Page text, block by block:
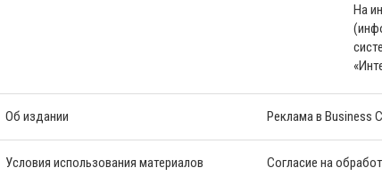
На
Об издании Реклама в Business
Условия использования материалов Согласие на